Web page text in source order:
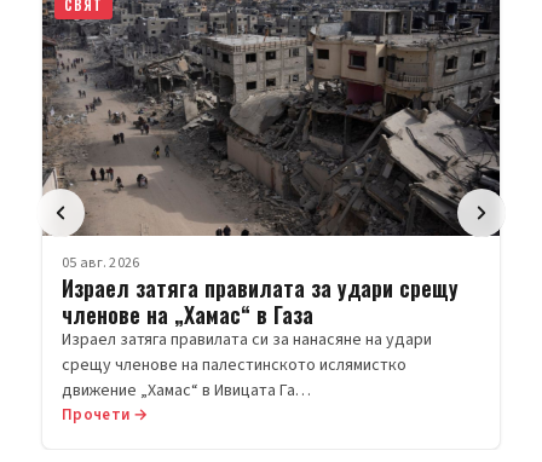
СВЯТ
05 авг. 2026
Израел затяга правилата за удари срещу
членове на „Хамас“ в Газа
Израел затяга правилата си за нанасяне на удари
срещу членове на палестинското ислямистко
движение „Хамас“ в Ивицата Га…
Прочети →